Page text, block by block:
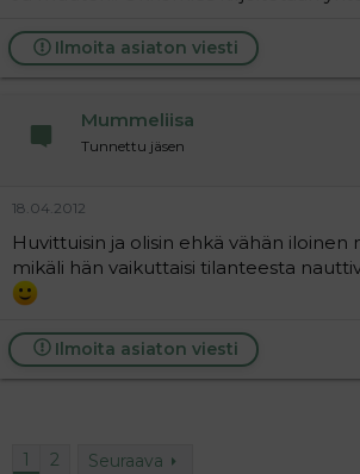
Ilmoita asiaton viesti
Mummeliisa
Tunnettu jäsen
18.04.2012
Huvittuisin ja olisin ehkä vähän iloinen
mikäli hän vaikuttaisi tilanteesta
Ilmoita asiaton viesti
1 2 Seuraava